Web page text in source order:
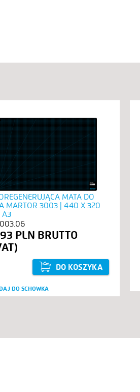
MATA DO
MARTOR 3003 | 440 X 320
A3
PLN
DO KOSZYKA
DO SCHOWKA